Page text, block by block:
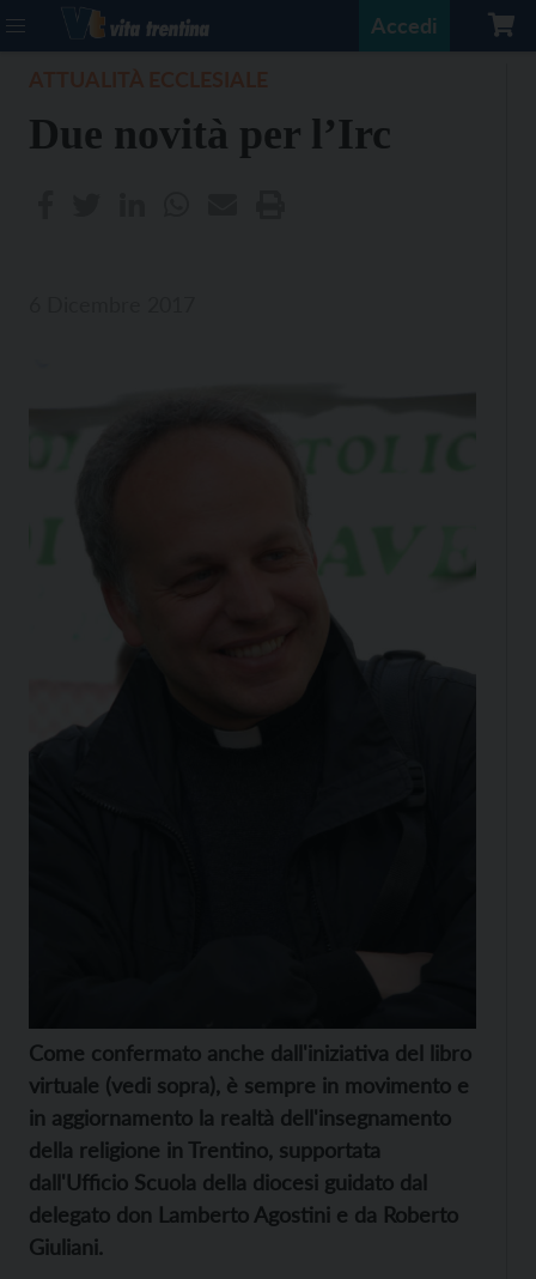
Accedi
Due novità per l’Irc
Come confermato anche dall'iniziativa del libro
virtuale (vedi sopra), è sempre in movimento e
in aggiornamento la realtà dell'insegnamento
della religione in Trentino, supportata
dall'Ufficio Scuola della diocesi guidato dal
delegato don Lamberto Agostini e da Roberto
Giuliani.